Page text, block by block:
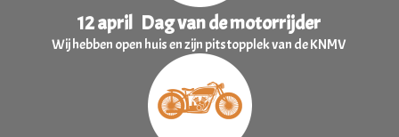
12 april Dag van de motorrijder
Wij hebben open huis en zijn pitstopplek van de KNMV